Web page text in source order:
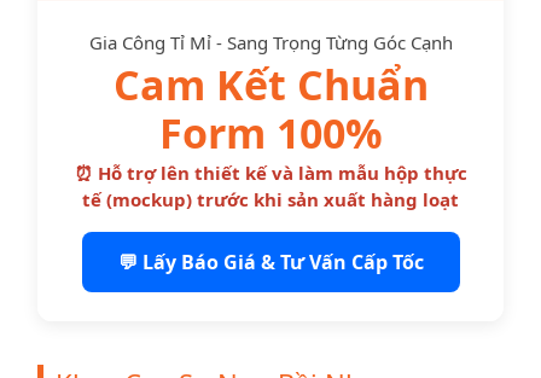
Gia Công Tỉ Mỉ - Sang Trọng Từng Góc Cạnh
Cam Kết Chuẩn
Form 100%
⏰ Hỗ trợ lên thiết kế và làm mẫu hộp thực
tế (mockup) trước khi sản xuất hàng loạt
💬 Lấy Báo Giá & Tư Vấn Cấp Tốc